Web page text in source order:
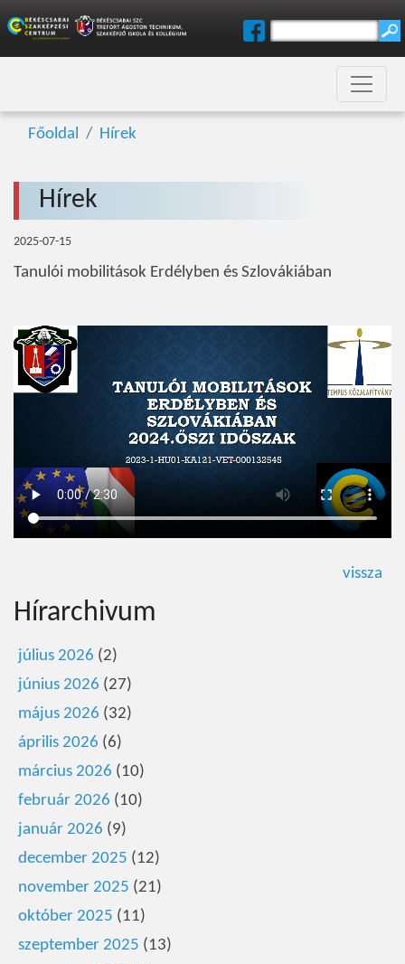
Főoldal Hírek
Hírek
2025-07-15
Tanulói mobilitások Erdélyben és Szlovákiában
vissza
Hírarchivum
július 2026 (2)
június 2026 (27)
május 2026 (32)
április 2026 (6)
március 2026 (10)
február 2026 (10)
január 2026 (9)
december 2025 (12)
november 2025 (21)
október 2025 (11)
szeptember 2025 (13)